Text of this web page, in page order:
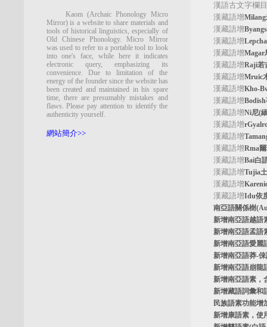
Kaom (Archaic Phonology Micro
Mirror) is a website to share materials and
tools of historical linguistics, especially of
Old Chinese Phonology. Micro Mirror
was used to refer to a portable tool to look
into one's face, while here it indicates
electronic query, emphasizing its
convenience. Due to limitation of the
energy of the founder since the website has
been created and maintained in his spare
time, there are presumably mistakes and
flaws. Please pay attention to identify the
authenticity yourself.
網站簡介>>
漢語古文字欄
漢藏語增Milang
漢藏語增
漢藏語增
漢藏語增Magar
漢藏語增Raji若
漢藏語增Mruic
漢藏語增Kho-
漢藏語增
漢藏語增Ni尼(
漢藏語增
漢藏語增
漢藏語增Rma
漢藏語增Bai白
漢藏語增Tujia
漢藏語增
漢藏語增Idu依
南亞語關係樹
新增南亞語越語
新增南亞語孟語
新增南亞語愛麗
新增南亞語莽-倈
新增南亞語崩龍
新增南亞語素，
新增藏語詞彙和
民族語素功能
新增康語素，使